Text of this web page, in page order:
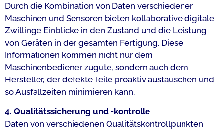
Durch die Kombination von Daten verschiedener
Maschinen und Sensoren bieten kollaborative digitale
Zwillinge Einblicke in den Zustand und die Leistung
von Geräten in der gesamten Fertigung. Diese
Informationen kommen nicht nur dem
Maschinenbediener zugute, sondern auch dem
Hersteller, der defekte Teile proaktiv austauschen und
so Ausfallzeiten minimieren kann.
4. Qualitätssicherung und -kontrolle
Daten von verschiedenen Qualitätskontrollpunkten